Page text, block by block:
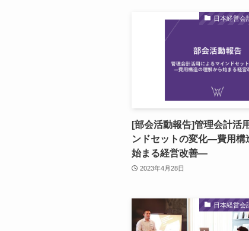
日本経営会
[部会活動報告]管理会計活
ンドセットの変化―費用構
始まる経営改善―
2023年4月28日
日本経営会